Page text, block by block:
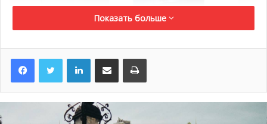
Показать больше
LinkedInПоделиться по электронной почте Распечатать